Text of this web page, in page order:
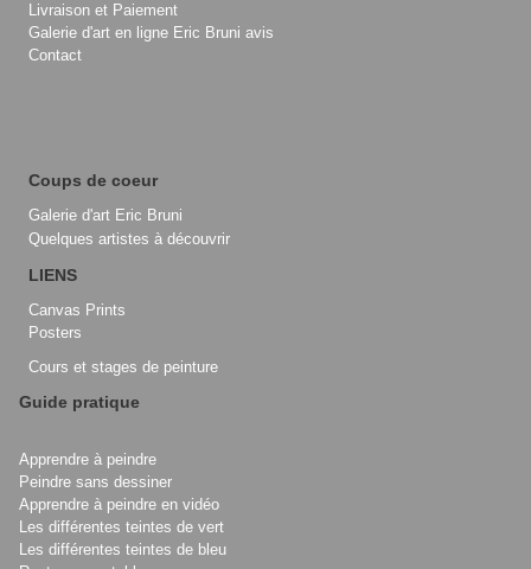
Livraison et Paiement
Galerie d'art en ligne Eric Bruni avis
Contact
Coups de coeur
Galerie d'art Eric Bruni
Quelques artistes à découvrir
LIENS
Canvas Prints
Posters
Cours et stages de peinture
Guide pratique
Apprendre à peindre
Peindre sans dessiner
Apprendre à peindre en vidéo
Les différentes teintes de vert
Les différentes teintes de bleu